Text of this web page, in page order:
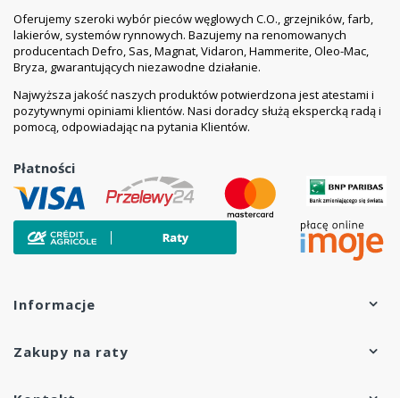
Oferujemy szeroki wybór pieców węglowych C.O., grzejników, farb,
lakierów, systemów rynnowych. Bazujemy na renomowanych
producentach Defro, Sas, Magnat, Vidaron, Hammerite, Oleo-Mac,
Bryza, gwarantujących niezawodne działanie.
Najwyższa jakość naszych produktów potwierdzona jest atestami i
pozytywnymi opiniami klientów. Nasi doradcy służą ekspercką radą i
pomocą, odpowiadając na pytania Klientów.
Płatności
Informacje
Zakupy na raty